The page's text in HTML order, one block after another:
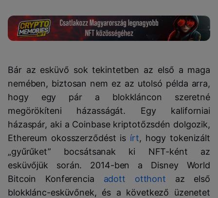
Bár az esküvő sok tekintetben az első a maga
nemében, biztosan nem ez az utolsó példa arra,
hogy egy pár a blokkláncon szeretné
megörökíteni házasságát. Egy kaliforniai
házaspár, aki a Coinbase kriptotőzsdén dolgozik,
Ethereum okosszerződést is írt, hogy tokenizált
„gyűrűket” bocsátsanak ki NFT-ként az
esküvőjük során. 2014-ben a Disney World
Bitcoin Konferencia adott otthont az első
blokklánc-esküvőnek, és a következő üzenetet